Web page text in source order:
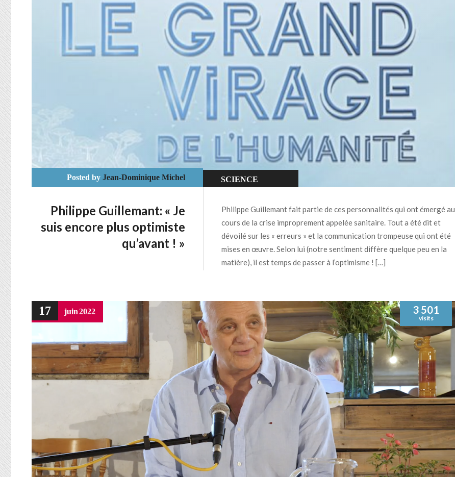
Posted by Jean-Dominique Michel SCIENCE
Philippe Guillemant: « Je
suis encore plus optimiste
qu’avant ! »
Philippe Guillemant fait partie de ces personnalités qui ont émergé au
cours de la crise improprement appelée sanitaire. Tout a été dit et
dévoilé sur les « erreurs » et la communication trompeuse qui ont été
mises en œuvre. Selon lui (notre sentiment diffère quelque peu en la
matière), il est temps de passer à l’optimisme ! […]
17 juin2022 3 501
visits